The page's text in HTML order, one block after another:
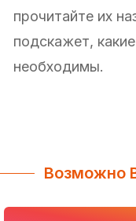
прочитайте их
подскажет,
необходимы.
Возможно